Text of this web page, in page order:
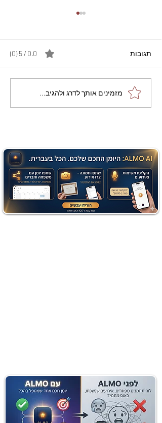
מתכון מנצח עוגת מייפל
שוקולד בחושה וקלה - זיוה
תגובות 0.0 / 5 ‏(0)
מזמינים אותך לדרג ולהגיב...